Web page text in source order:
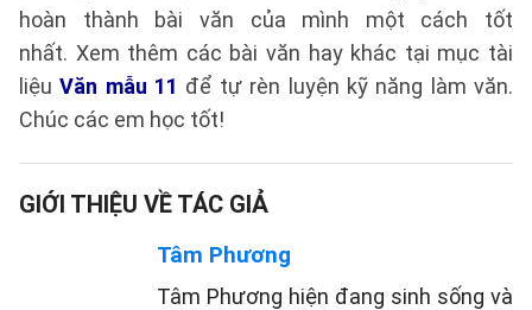
hoàn thành bài văn của mình một cách tốt
nhất. Xem thêm các bài văn hay khác tại mục tài
liệuVăn mẫu 11 để tự rèn luyện kỹ năng làm văn.
Chúc các em học tốt!
GIỚI THIỆU VỀ TÁC GIẢ
Tâm Phương
Tâm Phương hiện đang sinh sống và